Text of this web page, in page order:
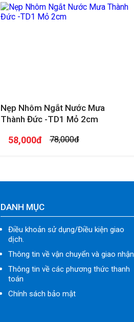
Nẹp Nhôm Ngắt Nước Mưa
Thành Đức -TD1 Mỏ 2cm
58,000đ 78,000đ
DANH MỤC
Điều khoản sử dụng/Điều kiện giao
dịch.
Thông tin về vận chuyển và giao nhận
Thông tin về các phương thức thanh
toán
Chính sách bảo mật